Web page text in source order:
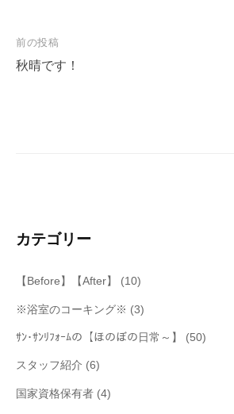
投
稿
前の投稿
秋晴です！
カテゴリー
【Before】【After】 (10)
※浴室のコーキング※ (3)
ｻﾝ･ｻﾝﾘﾌｫｰﾑの【ほのぼの日常～】 (50)
スタッフ紹介 (6)
国家資格保有者 (4)